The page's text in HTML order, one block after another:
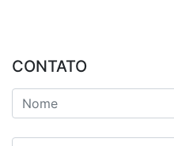
CONTATO